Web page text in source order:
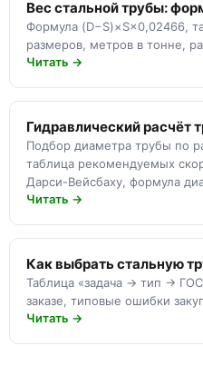
Вес стальной трубы:
Формула (D−S)×S×0,02466,
размеров, метров в тонне,
Читать →
Гидравлический расчёт
Подбор диаметра трубы по
таблица рекомендуемых
Дарси-Вейсбаху, формула
Читать →
Как выбрать стальную
Таблица «задача → тип →
заказе, типовые ошибки
Читать →